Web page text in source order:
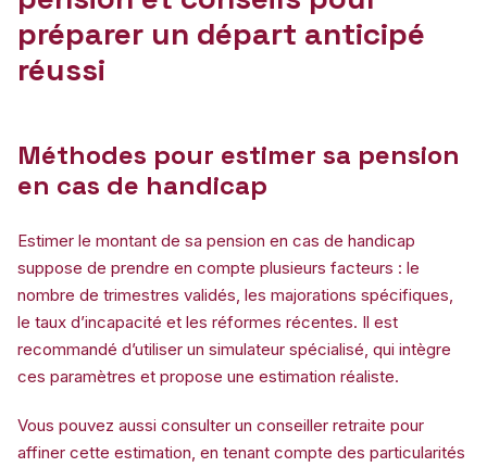
préparer un départ anticipé
réussi
Méthodes pour estimer sa pension
en cas de handicap
Estimer le montant de sa pension en cas de handicap
suppose de prendre en compte plusieurs facteurs : le
nombre de trimestres validés, les majorations spécifiques,
le taux d’incapacité et les réformes récentes. Il est
recommandé d’utiliser un simulateur spécialisé, qui intègre
ces paramètres et propose une estimation réaliste.
Vous pouvez aussi consulter un conseiller retraite pour
affiner cette estimation, en tenant compte des particularités